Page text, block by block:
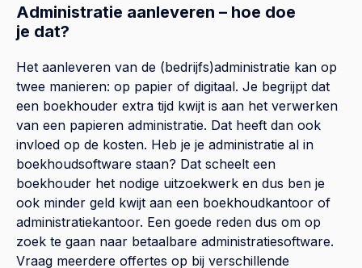
Administratie aanleveren – hoe doe
je dat?
Het aanleveren van de (bedrijfs)administratie kan op
twee manieren: op papier of digitaal. Je begrijpt dat
een boekhouder extra tijd kwijt is aan het verwerken
van een papieren administratie. Dat heeft dan ook
invloed op de kosten. Heb je je administratie al in
boekhoudsoftware staan? Dat scheelt een
boekhouder het nodige uitzoekwerk en dus ben je
ook minder geld kwijt aan een boekhoudkantoor of
administratiekantoor. Een goede reden dus om op
zoek te gaan naar betaalbare administratiesoftware.
Vraag meerdere offertes op bij verschillende